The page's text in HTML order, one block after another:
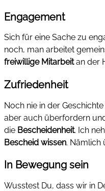
Engagement
Sich für eine Sache zu
noch, man arbeitet
freiwillige Mitarbeitan der
Zufriedenheit
Noch nie in der
aber auch überfordern
die Bescheidenheit. Ich
Bescheid wissen. Nämlich
In Bewegung sein
Wusstest Du, dass wir in